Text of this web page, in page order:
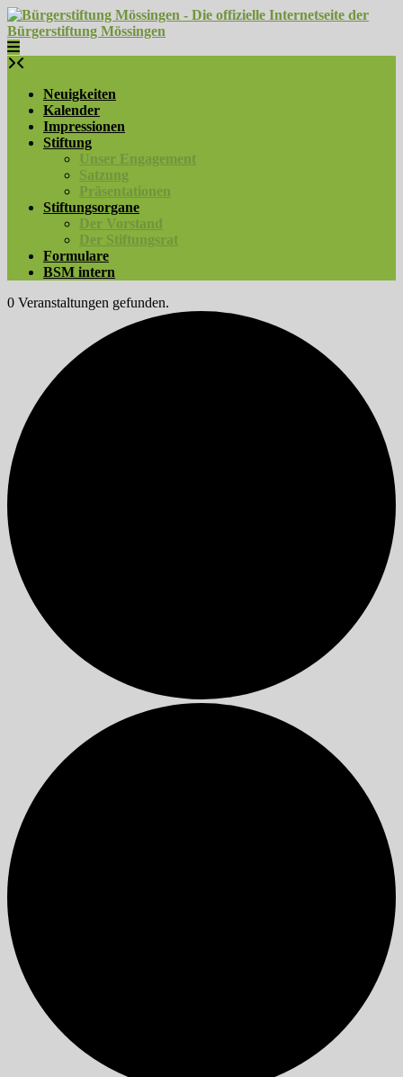
Skip
to
content
Neuigkeiten
Kalender
Impressionen
Stiftung
Unser Engagement
Satzung
Präsentationen
Stiftungsorgane
Der Vorstand
Der Stiftungsrat
Formulare
BSM intern
0 Veranstaltungen gefunden.